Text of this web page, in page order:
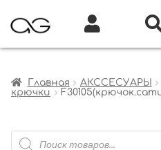
Главная АКССЕСУАРЫ
крючки
Поиск
товаров